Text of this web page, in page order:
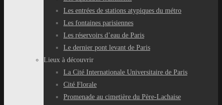
Les entrées de stations atypiques du métro
Les fontaines parisiennes
Les réservoirs d’eau de Paris
Le dernier pont levant de Paris
Lieux à découvrir
La Cité Internationale Universitaire de Paris
Cité Florale
Promenade au cimetière du Père-Lachaise